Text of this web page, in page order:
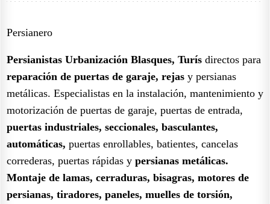
Persianero
Persianistas Urbanización Blasques, Turís directos para
reparación de puertas de garaje, rejas y persianas
metálicas. Especialistas en la instalación, mantenimiento y
motorización de puertas de garaje, puertas de entrada,
puertas industriales, seccionales, basculantes,
automáticas, puertas enrollables, batientes, cancelas
correderas, puertas rápidas y persianas metálicas.
Montaje de lamas, cerraduras, bisagras, motores de
persianas, tiradores, paneles, muelles de torsión,